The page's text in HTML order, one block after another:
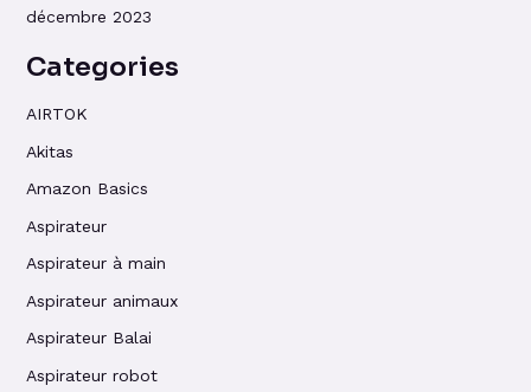
décembre 2023
Categories
AIRTOK
Akitas
Amazon Basics
Aspirateur
Aspirateur à main
Aspirateur animaux
Aspirateur Balai
Aspirateur robot